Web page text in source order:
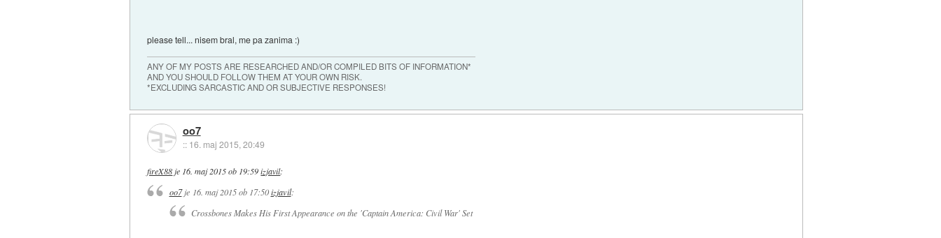
please tell... nisem bral, me pa zanima :)
ANY OF MY POSTS ARE RESEARCHED AND/OR COMPILED BITS OF INFORMATION*
AND YOU SHOULD FOLLOW THEM AT YOUR OWN RISK.
*EXCLUDING SARCASTIC AND OR SUBJECTIVE RESPONSES!
oo7
:: 16. maj 2015, 20:49
fireX88 je 16. maj 2015 ob 19:59 izjavil:
oo7je 16. maj 2015 ob 17:50 izjavil:
Crossbones Makes His First Appearance on the 'Captain America: Civil War' Set